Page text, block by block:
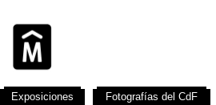
Exposiciones Fotografías del CdF